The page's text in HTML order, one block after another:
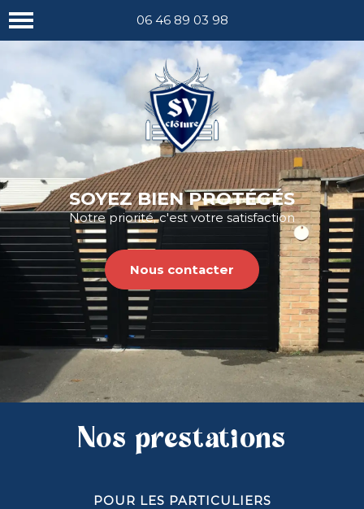
06 46 89 03 98
SOYEZ BIEN PROTÉGÉS
Notre priorité, c'est votre satisfaction
Nous contacter
Nos prestations
POUR LES PARTICULIERS